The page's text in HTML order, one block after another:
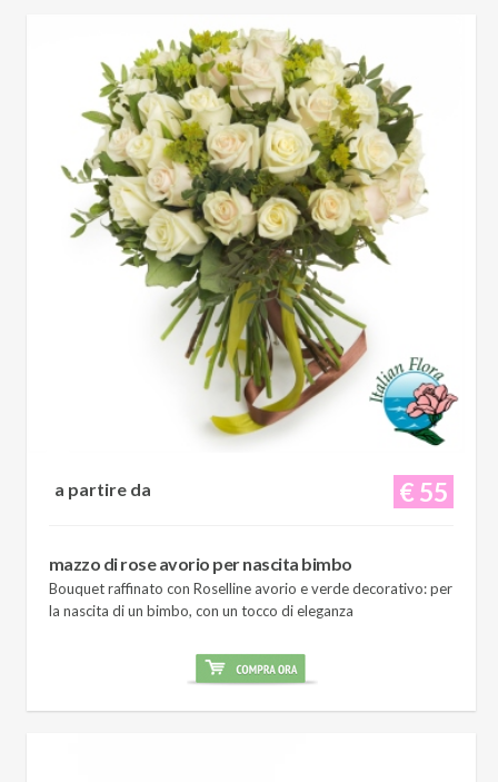
€ 55
a partire da
mazzo di rose avorio per nascita bimbo
Bouquet raffinato con Roselline avorio e verde decorativo: per
la nascita di un bimbo, con un tocco di eleganza